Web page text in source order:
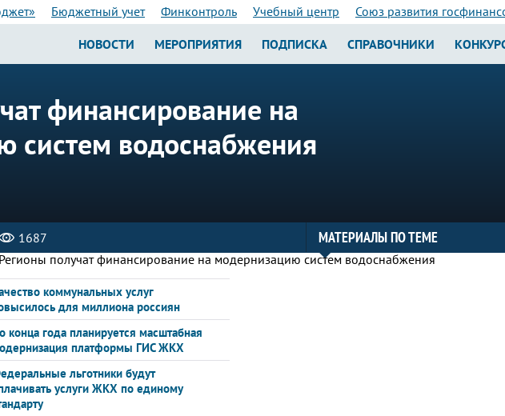
Бюджетный учет Финконтроль Учебный центр Союз развития
НОВОСТИ МЕРОПРИЯТИЯ ПОДПИСКА СПРАВОЧНИКИ
финансирование на
систем водоснабжения
1687 МАТЕРИАЛЫ ПО ТЕМЕ
коммунальных услуг
для миллиона россиян
конца года планируется масштабная
платформы ГИС ЖКХ
льготники будут
услуги ЖКХ по единому